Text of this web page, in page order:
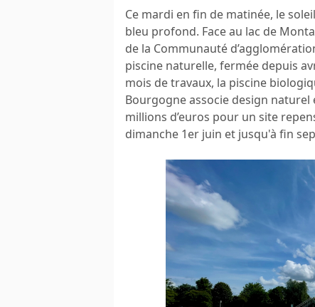
Ce mardi en fin de matinée, le
bleu profond. Face au lac de
de la Communauté
piscine naturelle, fermée depuis
mois de travaux, la piscine
Bourgogne associe design
millions d’euros pour un site
dimanche 1er juin et jusqu'à fin